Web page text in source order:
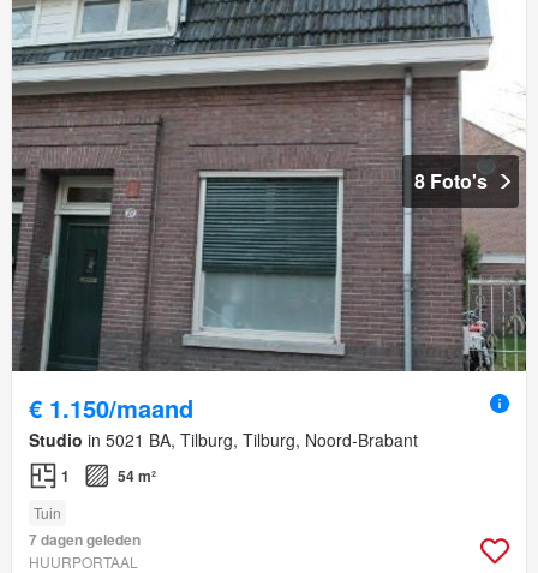
8 Foto's
€ 1.150/maand
Studio in 5021 BA, Tilburg, Tilburg, Noord-Brabant
1 54 m²
Tuin
7 dagen geleden
HUURPORTAAL